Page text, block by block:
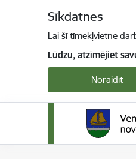
Sīkdatnes
Lai šī tīmekļvietne
Lūdzu, atzīmējiet
Noraidīt